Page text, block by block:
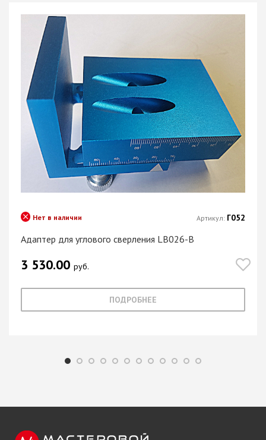
Адаптер для углового сверления LB026-B
Нет в наличии
3 530.00 руб.
ПОДРОБНЕЕ
Артикул: Г052